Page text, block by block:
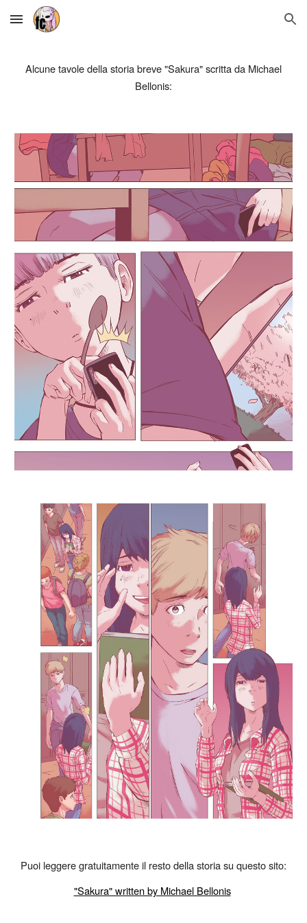
Skip to main content Skip to navigation
Alcune tavole della storia breve "Sakura" scritta da Michael
Bellonis:
Puoi leggere gratuitamente il resto della storia su questo sito:
"Sakura" written by Michael Bellonis